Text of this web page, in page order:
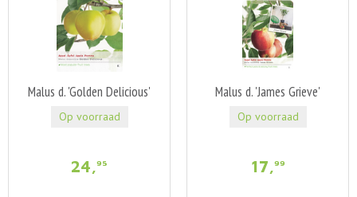
Malus d. 'Golden Delicious'
24,95
Op voorraad
Malus d. 'James Grieve'
17,99
Op voorraad